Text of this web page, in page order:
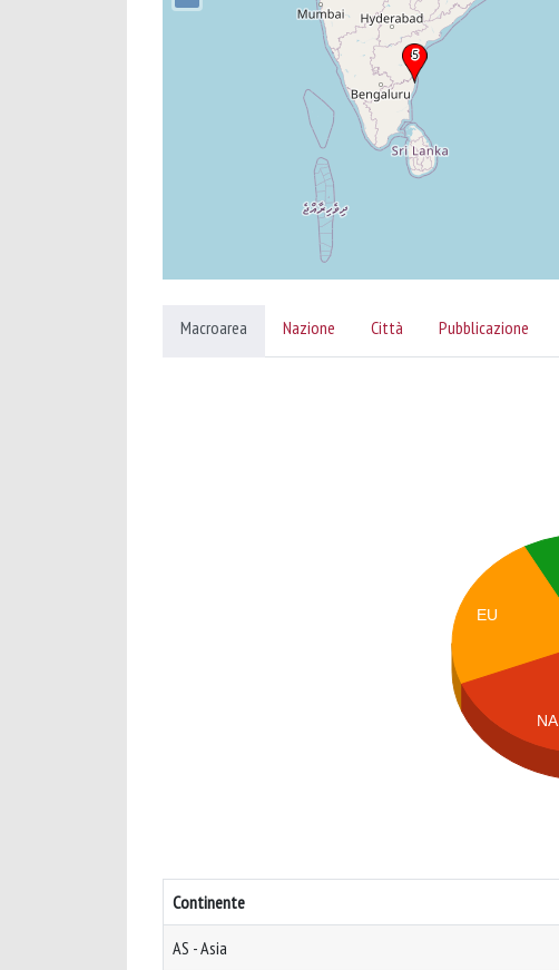
Macroarea Nazione Città Pubblicazione
EU
NA
Continente
AS - Asia